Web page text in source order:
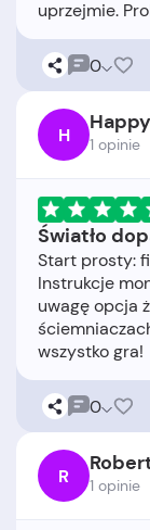
0
H 1 opinie
Światło
Start prosty:
Instrukcje
uwagę opcja
0
R 1 opinie